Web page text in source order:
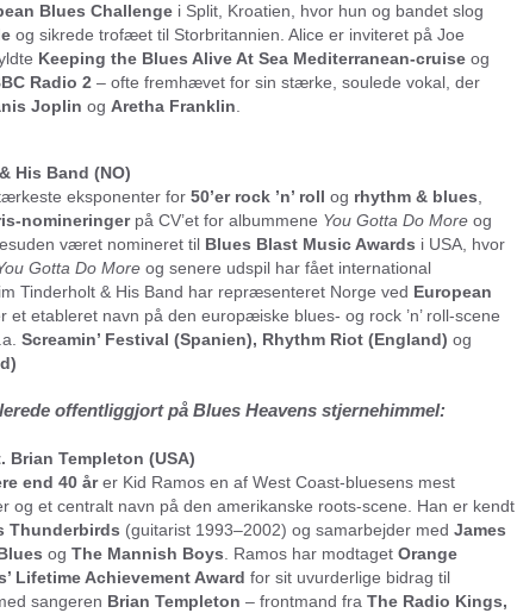
Blues Challenge i Split, Kroatien, hvor hun og bandet slog
og sikrede trofæet til Storbritannien. Alice er inviteret på Joe
Keeping the Blues Alive At Sea Mediterranean-cruise og
Radio 2 – ofte fremhævet for sin stærke, soulede vokal, der
Joplin og Aretha Franklin
His Band (NO)
eksponenter for 50’er rock ’n’ roll og rhythm & blues
nomineringerpå CV’et for albummene You Gotta Do More og
været nomineret til Blues Blast Music Awards i USA, hvor
Gotta Do More og senere udspil har fået international
Tinderholt & His Band har repræsenteret Norge ved European
et etableret navn på den europæiske blues- og rock ’n’ roll-scene
Screamin’ Festival (Spanien), Rhythm Riot (England) og
offentliggjort på Blues Heavens stjernehimmel:
Brian Templeton (USA)
end 40 årer Kid Ramos en af West Coast-bluesens mest
og et centralt navn på den amerikanske roots-scene. Han er kendt
Thunderbirds (guitarist 1993–2002) og samarbejder med James
og The Mannish Boys . Ramos har modtaget Orange
Lifetime Achievement Award for sit uvurderlige bidrag til
sangeren Brian Templeton – frontmand fra The Radio Kings,